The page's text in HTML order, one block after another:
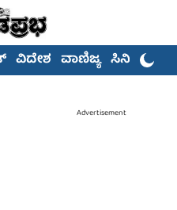
ವಿದೇಶ ವಾಣಿಜ್ಯ ಸಿನಿಮಾ
Advertisement